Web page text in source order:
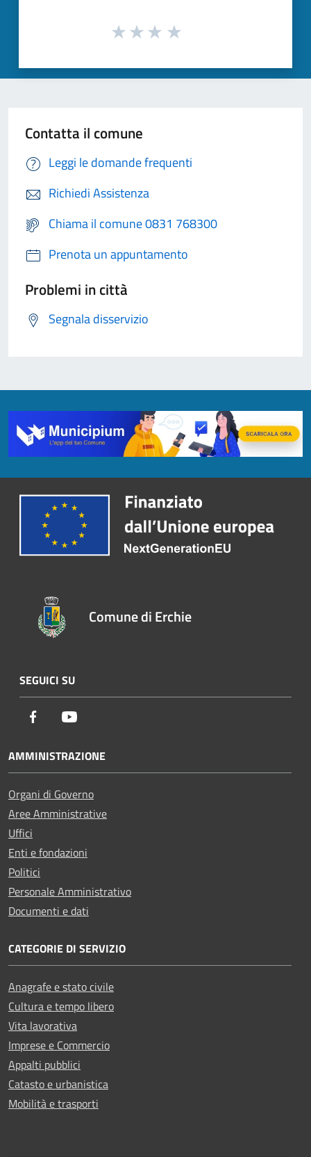
Contatta il comune
Leggi le domande frequenti
Richiedi Assistenza
Chiama il comune 0831 768300
Prenota un appuntamento
Problemi in città
Segnala disservizio
Comune di Erchie
SEGUICI SU
Facebook
AMMINISTRAZIONE
Organi di Governo
Aree Amministrative
Uffici
Enti e fondazioni
Politici
Personale Amministrativo
Documenti e dati
CATEGORIE DI SERVIZIO
Anagrafe e stato civile
Cultura e tempo libero
Vita lavorativa
Imprese e Commercio
Appalti pubblici
Catasto e urbanistica
Mobilità e trasporti